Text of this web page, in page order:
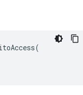
(